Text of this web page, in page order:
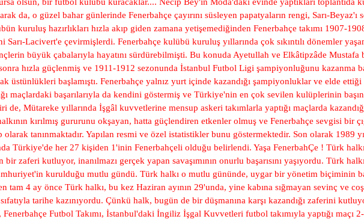
da, o güzel bahar günlerinde Fenerbahçe çayırını süsleyen papatyaların rengi, Sarı-
kuruluş hazırlıkları hızla akıp giden zamana yetişemediğinden Fenerbahçe takımı 1907-
Lacivert'e çevirmişlerdi. Fenerbahçe kulübü kuruluş yıllarında çok sıkıntılı dönemler
büyük çabalarıyla hayatını sürdürebilmişti. Bu konuda Ayetullah ve Elkâtipzâde
hızla güçlenmiş ve 1911-1912 sezonunda İstanbul Futbol Ligi şampiyonluğunu kazanma
üstünlükleri başlamıştı. Fenerbahçe yalnız yurt içinde kazandığı şampiyonluklar ve elde
maçlardaki başarılarıyla da kendini göstermiş ve Türkiye'nin en çok sevilen kulüplerinin
de, Mütareke yıllarında İşgâl kuvvetlerine mensup askeri takımlarla yaptığı maçlarda
kırılmış gururunu okşayan, hatta güçlendiren etkenler olmuş ve Fenerbahçe sevgisi bir
tanınmaktadır. Yapılan resmi ve özel istatistikler bunu göstermektedir. Son olarak 1989
Türkiye'de her 27 kişiden 1'inin Fenerbahçeli olduğu belirlendi. Yaşa FenerbahÇe ! Türk
zaferi kutluyor, inanılmazı gerçek yapan savaşımının onurlu başarısını yaşıyordu. Türk
kurulduğu mutlu gündü. Türk halkı o mutlu gününde, uygar bir yönetim biçiminin
tam 4 ay önce Türk halkı, bu kez Haziran ayının 29'unda, yine kabına sığmayan sevinç ve
tarihe kazınıyordu. Çünkü halk, bugün de bir düşmanına karşı kazandığı zaferini
Futbol Takımı, İstanbul'daki İngiliz İşgal Kuvvetleri futbol takımıyla yaptığı maçı